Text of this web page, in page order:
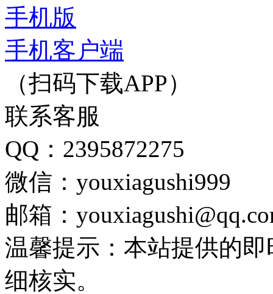
手机版
手机客户端
（扫码下载APP）
联系客服
QQ：2395872275
微信：youxiagushi999
邮箱：
温馨提示：本站提供的
细核实。